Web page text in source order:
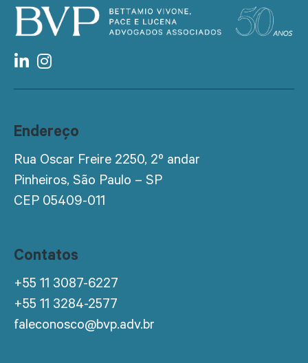
Endereço
Rua Oscar Freire 2250, 2º andar
Pinheiros, São Paulo – SP
CEP 05409-011
Contatos
+55 11 3087-6227
+55 11 3284-2577
faleconosco@bvp.adv.br